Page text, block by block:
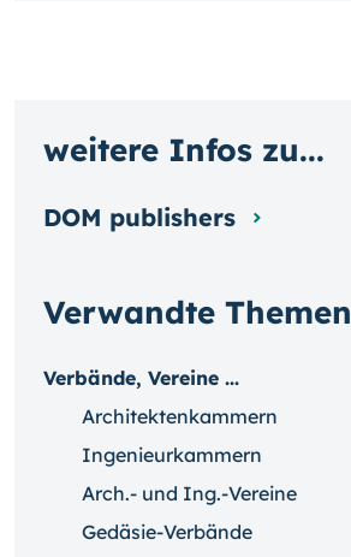
Verwandte Themen
Verbände, Vereine ...
Architektenkammern
Ingenieurkammern
Arch.- und Ing.-Vereine
Gedäsie-Verbände
weitere Infos zu...
DOM publishers